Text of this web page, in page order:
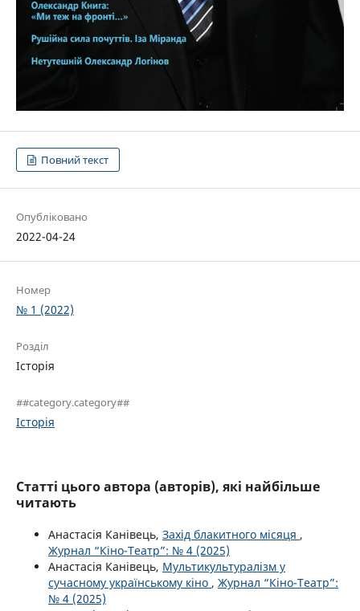
Повний текст
Опубліковано
2022-04-24
Номер
№ 1 (2022)
Розділ
Історія
##category.category##
Історія
Статті цього автора (авторів), які найбільше
читають
Анастасія Канівець, Захід блакитного місяця ,
Журнал “Кіно-Театр”: № 4 (2025)
Анастасія Канівець, Мультикультуралізм у
сучасному українському кіно , Журнал “Кіно-Театр”:
№ 4 (2025)